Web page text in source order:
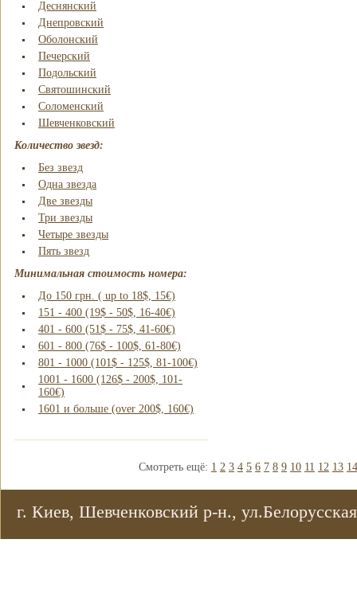
Деснянский
Днепровский
Оболонский
Печерский
Подольский
Святошинский
Соломенский
Шевченковский
Количество звезд:
Без звезд
Одна звезда
Две звезды
Три звезды
Четыре звезды
Пять звезд
Минимальная стоимость номера:
До 150 грн. ( up to 18$, 15€)
151 - 400 (19$ - 50$, 16-40€)
401 - 600 (51$ - 75$, 41-60€)
601 - 800 (76$ - 100$, 61-80€)
801 - 1000 (101$ - 125$, 81-100€)
1001 - 1600 (126$ - 200$, 101-
160€)
1601 и больше (over 200$, 160€)
Смотреть ещё: 1 2 3 4 5 6 7 8 9 10 11 12 13 14
г. Киев, Шевченковский р-н.,